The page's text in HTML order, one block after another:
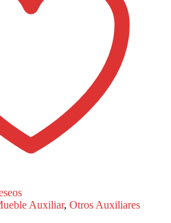
Auxiliar,Otros Auxiliares